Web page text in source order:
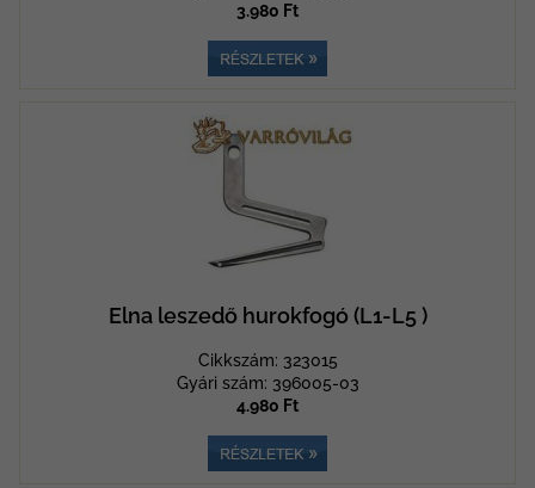
3.980 Ft
Elna leszedő hurokfogó (L1-L5 )
Cikkszám: 323015
Gyári szám: 396005-03
4.980 Ft